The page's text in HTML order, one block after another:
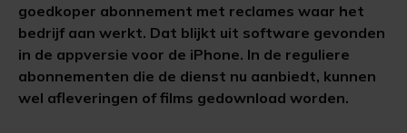
goedkoper abonnement met reclames waar het
bedrijf aan werkt. Dat blijkt uit software gevonden
in de appversie voor de iPhone. In de reguliere
abonnementen die de dienst nu aanbiedt, kunnen
wel afleveringen of films gedownload worden.